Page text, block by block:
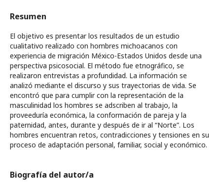
Resumen
El objetivo es presentar los resultados de un estudio
cualitativo realizado con hombres michoacanos con
experiencia de migración México-Estados Unidos desde una
perspectiva psicosocial. El método fue etnográfico, se
realizaron entrevistas a profundidad. La información se
analizó mediante el discurso y sus trayectorias de vida. Se
encontró que para cumplir con la representación de la
masculinidad los hombres se adscriben al trabajo, la
proveeduría económica, la conformación de pareja y la
paternidad, antes, durante y después de ir al “Norte”. Los
hombres encuentran retos, contradicciones y tensiones en su
proceso de adaptación personal, familiar, social y económico.
Biografía del autor/a